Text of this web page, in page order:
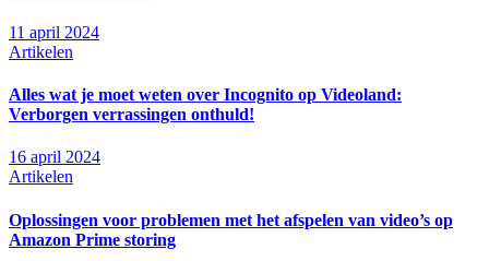
11 april 2024
Artikelen
Alles wat je moet weten over Incognito op Videoland:
Verborgen verrassingen onthuld!
16 april 2024
Artikelen
Oplossingen voor problemen met het afspelen van video’s op
Amazon Prime storing